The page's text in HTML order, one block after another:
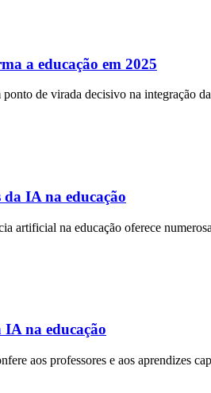
a educação em 2025
de virada decisivo na integração
IA na educação
artificial na educação oferece
IA na educação
aos professores e aos aprendizes